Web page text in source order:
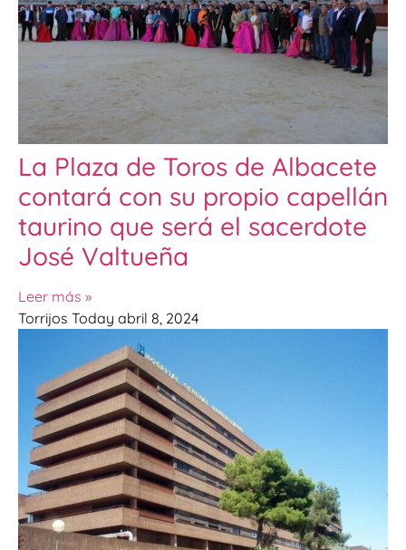
La Plaza de Toros de Albacete
contará con su propio capellán
taurino que será el sacerdote
José Valtueña
Leer más »
Torrijos Today abril 8, 2024